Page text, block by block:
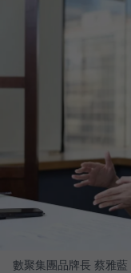
數聚集團品牌長 蔡雅藍